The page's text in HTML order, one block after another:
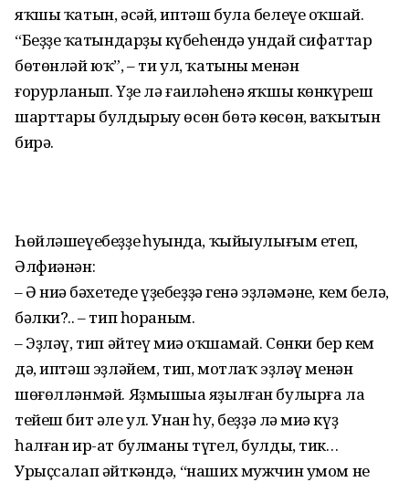
яҡшы ҡатын, әсәй, иптәш була белеүе оҡшай.
“Беҙҙең ҡатындарҙың күбеһендә ундай сифаттар
бөтөнләй юҡ”, – ти ул, ҡатыны менән
ғорурланып. Үҙе лә ғаиләһенә яҡшы көнкүреш
шарттары булдырыу өсөн бөтә көсөн, ваҡытын
бирә.
Һөйләшеүебеҙҙең һуңында, ҡыйыу­лығым етеп,
Әлфиәнән:
– Ә ниңә бәхетеңде үҙебеҙҙә генә эҙләмәнең, кем белә,
бәлки?.. – тип һораным.
– Эҙләү, тип әйтеү миңә оҡшамай. Сөнки бер кем
дә, иптәш эҙләйем, тип, мотлаҡ эҙләү менән
шөғөлләнмәй. Яҙмышыңа яҙылған булырға ла
тейеш бит әле ул. Унан һуң, беҙҙә лә миңә күҙ
һалған ир-ат булманы түгел, булды, тик…
Урыҫсалап әйткәндә, “наших мужчин умом не